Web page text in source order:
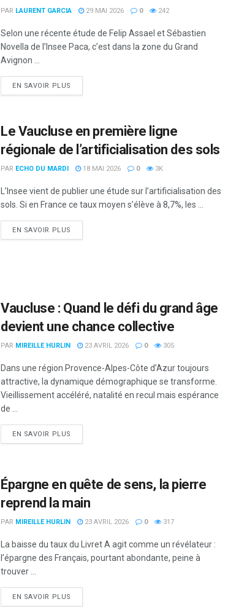
PAR LAURENT GARCIA 29 MAI 2026 0 242
Selon une récente étude de Felip Assael et Sébastien
Novella de l’Insee Paca, c’est dans la zone du Grand
Avignon ...
EN SAVOIR PLUS
Le Vaucluse en première ligne
régionale de l’artificialisation des sols
PAR ECHO DU MARDI 18 MAI 2026 0 3K
L’Insee vient de publier une étude sur l’artificialisation des
sols. Si en France ce taux moyen s’élève à 8,7%, les ...
EN SAVOIR PLUS
Vaucluse : Quand le défi du grand âge
devient une chance collective
PAR MIREILLE HURLIN 23 AVRIL 2026 0 305
Dans une région Provence-Alpes-Côte d’Azur toujours
attractive, la dynamique démographique se transforme.
Vieillissement accéléré, natalité en recul mais espérance
de ...
EN SAVOIR PLUS
Épargne en quête de sens, la pierre
reprend la main
PAR MIREILLE HURLIN 23 AVRIL 2026 0 317
La baisse du taux du Livret A agit comme un révélateur :
l’épargne des Français, pourtant abondante, peine à
trouver ...
EN SAVOIR PLUS